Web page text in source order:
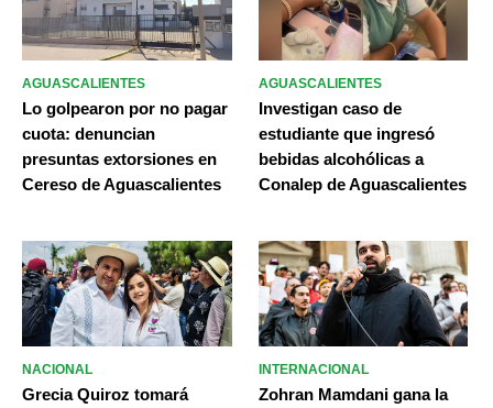
AGUASCALIENTES
Lo golpearon por no pagar
cuota: denuncian
presuntas extorsiones en
Cereso de Aguascalientes
AGUASCALIENTES
Investigan caso de
estudiante que ingresó
bebidas alcohólicas a
Conalep de Aguascalientes
NACIONAL
Grecia Quiroz tomará
INTERNACIONAL
Zohran Mamdani gana la